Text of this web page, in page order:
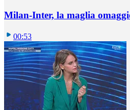
Milan-Inter, la maglia
00:53